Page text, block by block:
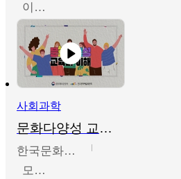
이성민
사회과학
문화다양성 교육의 이해
한국문화예술교육진흥원
모경환,성상환,정문성